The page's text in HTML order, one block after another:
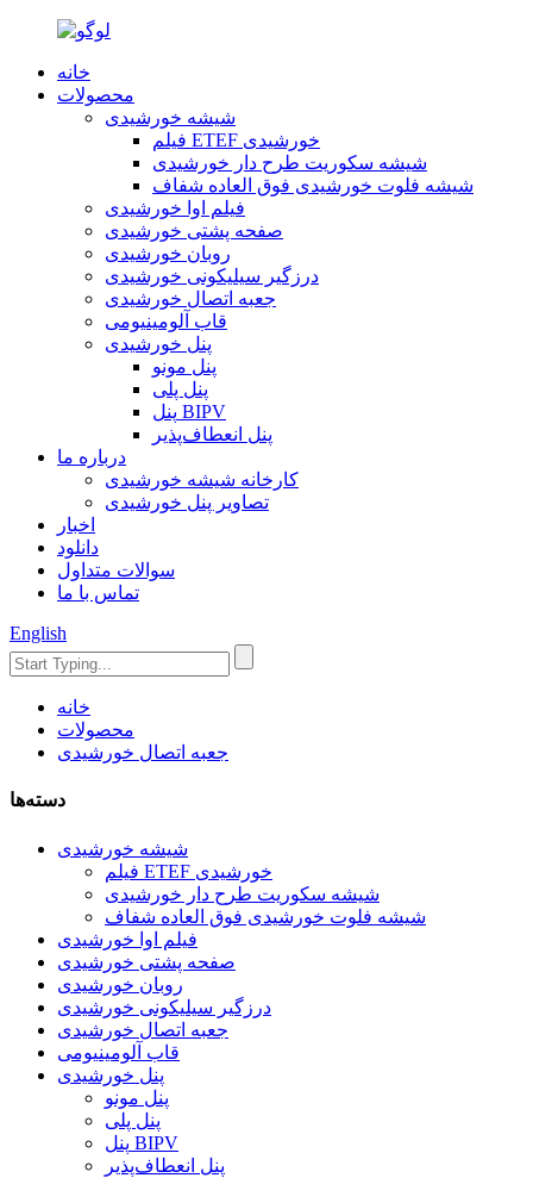
خانه
محصولات
شیشه خورشیدی
فیلم ETEF خورشیدی
شیشه سکوریت طرح دار خورشیدی
شیشه فلوت خورشیدی فوق العاده شفاف
فیلم اوا خورشیدی
صفحه پشتی خورشیدی
روبان خورشیدی
درزگیر سیلیکونی خورشیدی
جعبه اتصال خورشیدی
قاب آلومینیومی
پنل خورشیدی
پنل مونو
پنل پلی
پنل BIPV
پنل انعطاف‌پذیر
درباره ما
کارخانه شیشه خورشیدی
تصاویر پنل خورشیدی
اخبار
دانلود
سوالات متداول
تماس با ما
English
خانه
محصولات
جعبه اتصال خورشیدی
دسته‌ها
شیشه خورشیدی
فیلم ETEF خورشیدی
شیشه سکوریت طرح دار خورشیدی
شیشه فلوت خورشیدی فوق العاده شفاف
فیلم اوا خورشیدی
صفحه پشتی خورشیدی
روبان خورشیدی
درزگیر سیلیکونی خورشیدی
جعبه اتصال خورشیدی
قاب آلومینیومی
پنل خورشیدی
پنل مونو
پنل پلی
پنل BIPV
پنل انعطاف‌پذیر